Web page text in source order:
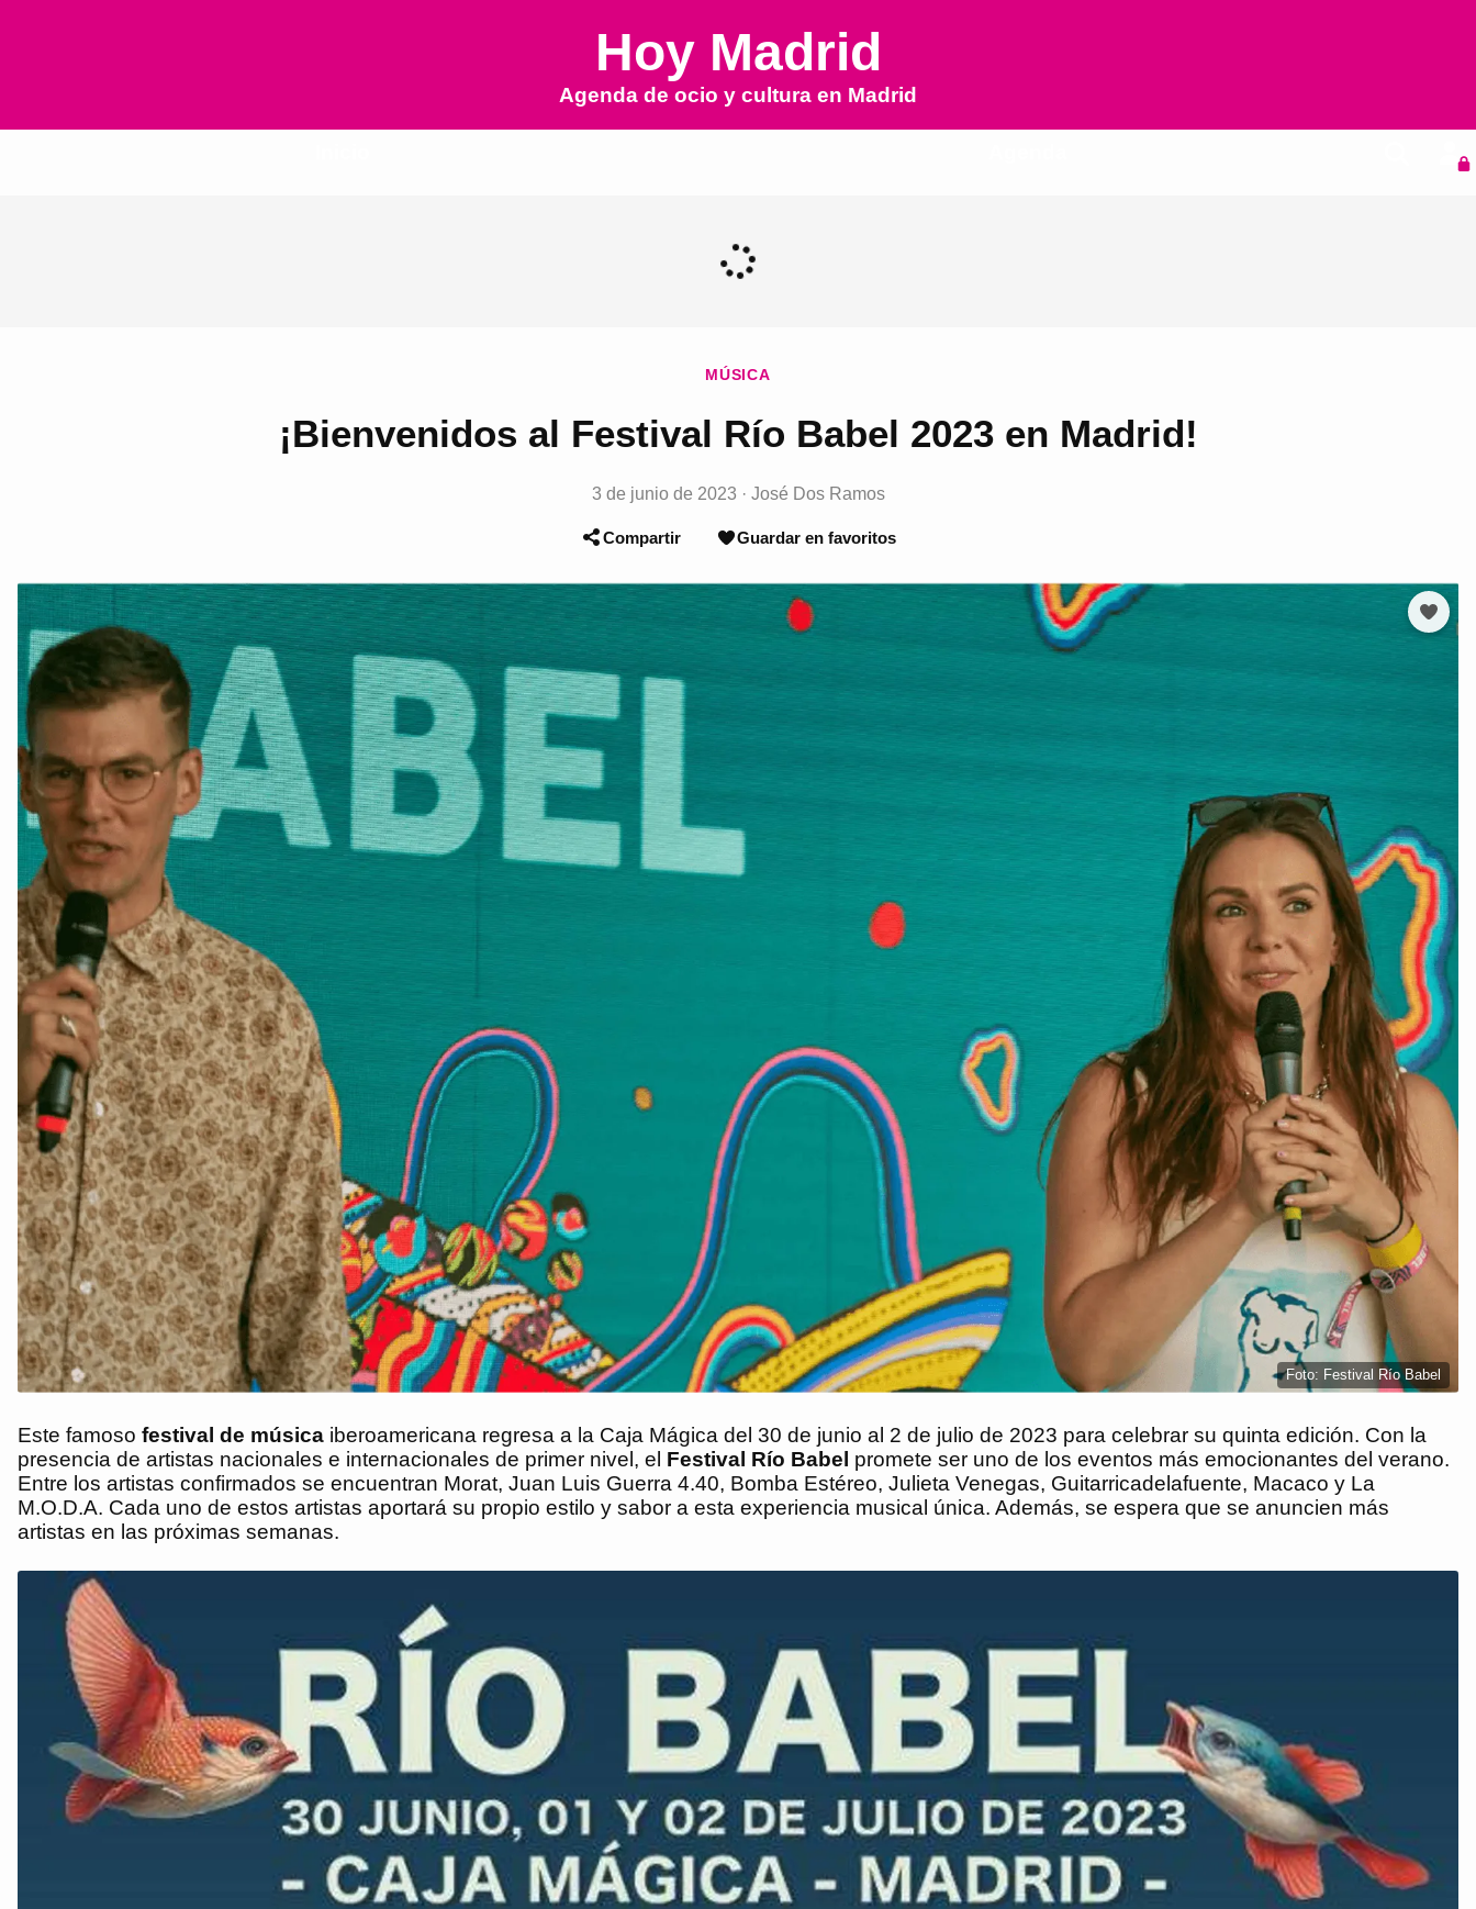
Hoy Madrid
Agenda de ocio y cultura en Madrid
MÚSICA
¡Bienvenidos al Festival Río Babel 2023 en Madrid!
3 de junio de 2023 · José Dos Ramos
Compartir Guardar en favoritos
Foto: Festival Río Babel
Este famoso festival de música iberoamericana regresa a la Caja Mágica del 30 de junio al 2 de julio de 2023 para celebrar su quinta edición. Con la
presencia de artistas nacionales e internacionales de primer nivel, el Festival Río Babel promete ser uno de los eventos más emocionantes del verano.
Entre los artistas confirmados se encuentran Morat, Juan Luis Guerra 4.40, Bomba Estéreo, Julieta Venegas, Guitarricadelafuente, Macaco y La
M.O.D.A. Cada uno de estos artistas aportará su propio estilo y sabor a esta experiencia musical única. Además, se espera que se anuncien más
artistas en las próximas semanas.